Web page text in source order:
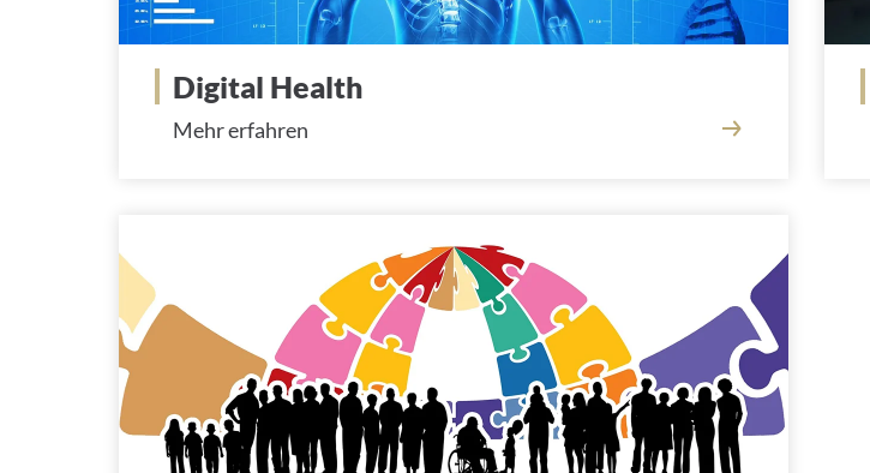
Digital Health
Mehr erfahren